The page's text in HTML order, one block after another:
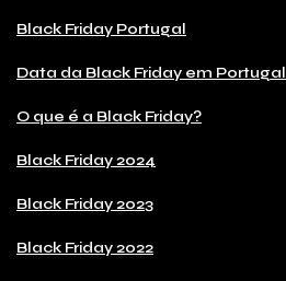
Black Friday Portugal
Data da Black Friday em Portugal
O que é a Black Friday?
Black Friday 2024
Black Friday 2023
Black Friday 2022